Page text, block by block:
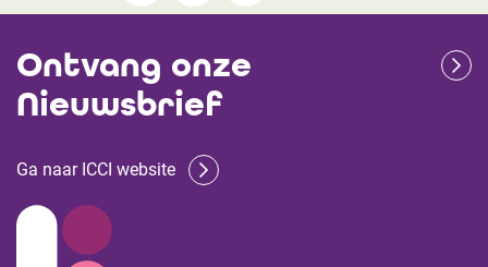
Ontvang onze
Nieuwsbrief
Ga naar ICCI website